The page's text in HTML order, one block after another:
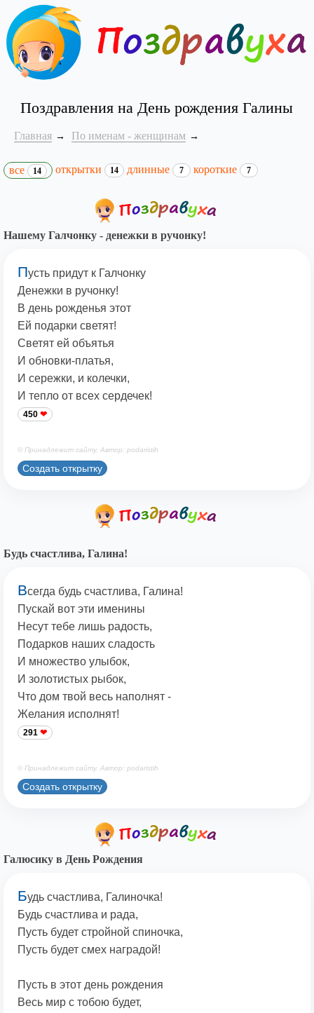
Поздравления на День рождения Галины
Главная По именам - женщинам
все 14 открытки 14 длинные 7 короткие 7
Нашему Галчонку - денежки в ручонку!
Пусть придут к Галчонку
Денежки в ручонку!
В день рожденья этот
Ей подарки светят!
Светят ей объятья
И обновки-платья,
И сережки, и колечки,
И тепло от всех сердечек!
450
© Принадлежит сайту. Автор: podaristih
Создать открытку
Будь счастлива, Галина!
Всегда будь счастлива, Галина!
Пускай вот эти именины
Несут тебе лишь радость,
Подарков наших сладость
И множество улыбок,
И золотистых рыбок,
Что дом твой весь наполнят -
Желания исполнят!
291
© Принадлежит сайту. Автор: podaristih
Создать открытку
Галюсику в День Рождения
Будь счастлива, Галиночка!
Будь счастлива и рада,
Пусть будет стройной спиночка,
Пусть будет смех наградой!
Пусть в этот день рождения
Весь мир с тобою будет,